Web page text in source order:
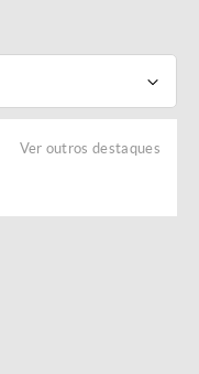
Ver outros destaques